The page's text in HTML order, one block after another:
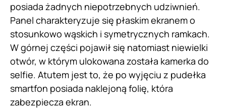
posiada żadnych niepotrzebnych udziwnień.
Panel charakteryzuje się płaskim ekranem o
stosunkowo wąskich i symetrycznych ramkach.
W górnej części pojawił się natomiast niewielki
otwór, w którym ulokowana została kamerka do
selfie. Atutem jest to, że po wyjęciu z pudełka
smartfon posiada naklejoną folię, która
zabezpiecza ekran.